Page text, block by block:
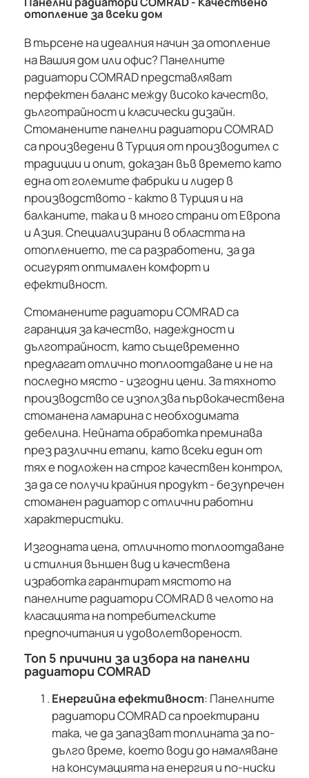
отопление за всеки дом
В търсене на идеалния начин за отопление
на Вашия дом или офис? Панелните
радиатори COMRAD представляват
перфектен баланс между високо качество,
дълготрайност и класически дизайн.
Стоманените панелни радиатори COMRAD
са произведени в Турция от производител с
традиции и опит, доказан във времето като
една от големите фабрики и лидер в
производството - както в Турция и на
балканите, така и в много страни от Европа
и Азия. Специализирани в областта на
отоплението, те са разработени, за да
осигурят оптимален комфорт и
ефективност.
Стоманените радиатори COMRAD са
гаранция за качество, надеждност и
дълготрайност, като същевременно
предлагат отлично топлоотдаване и не на
последно място - изгодни цени. За тяхното
производство се използва първокачествена
стоманена ламарина с необходимата
дебелина. Нейната обработка преминава
през различни етапи, като всеки един от
тях е подложен на строг качествен контрол,
за да се получи крайния продукт - безупречен
стоманен радиатор с отлични работни
характеристики.
Изгодната цена, отличното топлоотдаване
и стилния външен вид и качествена
изработка гарантират мястото на
панелните радиатори COMRAD в челото на
класацията на потребителските
предпочитания и удоволетвореност.
Топ 5 причини за избора на панелни
радиатори COMRAD
Енергийна ефективност: Панелните
радиатори COMRAD са проектирани
така, че да запазват топлината за по-
дълго време, което води до намаляване
на консумацията на енергия и по-ниски